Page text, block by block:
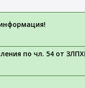
по чл. 54 от